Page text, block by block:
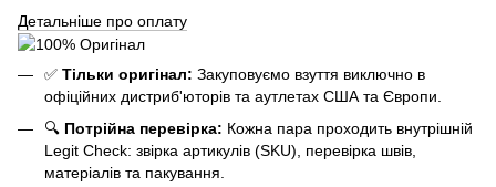
Детальніше про оплату
✅ Тільки оригінал: Закуповуємо взуття виключно в
офіційних дистриб'юторів та аутлетах США та Європи.
🔍 Потрійна перевірка: Кожна пара проходить внутрішній
Legit Check: звірка артикулів (SKU), перевірка швів,
матеріалів та пакування.